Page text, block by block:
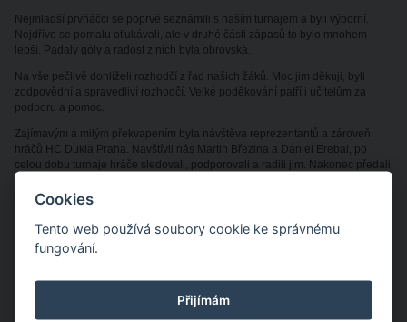
Nejmladší prvňáčci se poprvé seznámili s naším turnajem a byli výborní.
Nejdříve se pomalu oťukávali, ale v druhé části zápasů to bylo mnohem
lepší. Padaly góly a radost z nich byla obrovská.
Na vše pečlivě dohlíželi rozhodčí z řad našich žáků. Moc jim děkuji, byli
zodpovědní a spravedliví rozhodčí. Velké poděkování patří i učitelům za
podporu a pomoc.
Zajímavým a milým překvapením byla návštěva reprezentantů a zároveň
hráčů HC Dukla Praha. Navštívil nás Martin Březina a Daniel Erebai, po
celou dobu turnaje hráče sledovali, podporovali a radili jim. Nakonec předali
ceny a cenné rady pro házenkáře a sportovce.
Výsledky starší kategorie:
4. A, 5. místo 4. C, 6. místo 4. B
Výsledky mladší kategorie:
No a co druhý stupeň? Ten měl ve čtvrtek 29. 1. 2026 sportovní den. Všichni
Cookies
Tento web používá soubory cookie ke správnému
fungování.
Přijímám